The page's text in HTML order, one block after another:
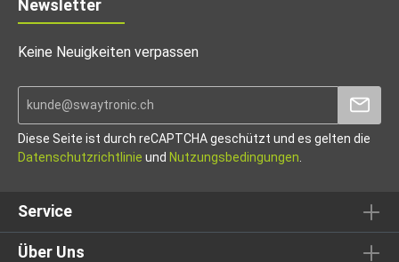
Newsletter
Keine Neuigkeiten verpassen
Diese Seite ist durch reCAPTCHA geschützt und es gelten die
Datenschutzrichtlinie und Nutzungsbedingungen
Service
Über Uns